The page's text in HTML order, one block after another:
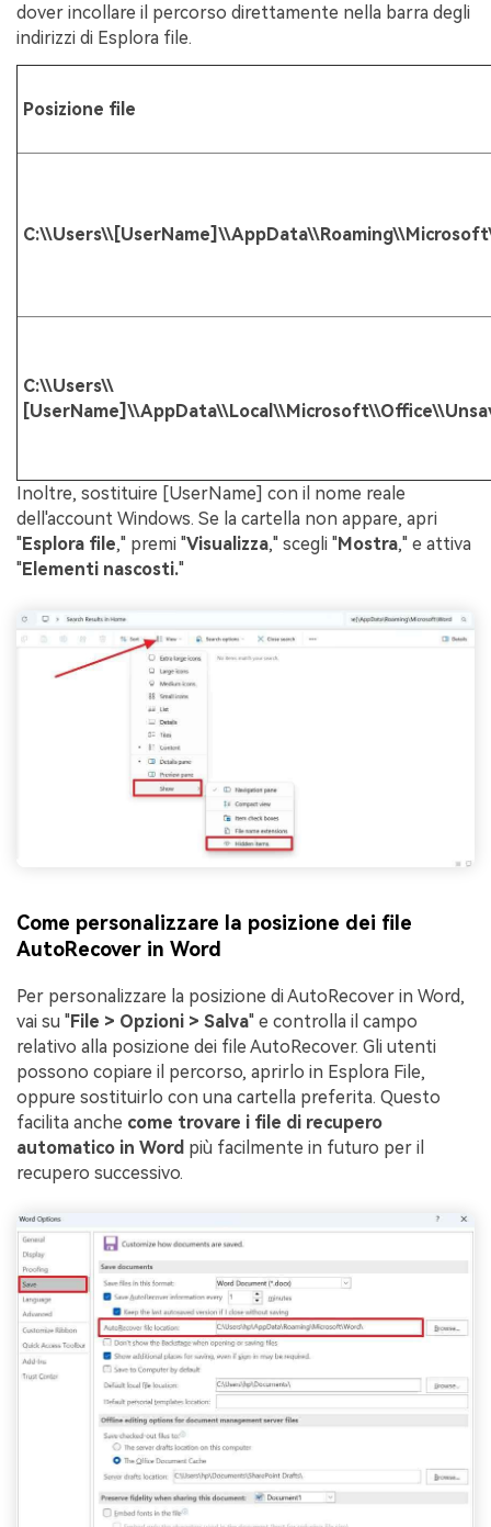
dover incollare il percorso direttamente nella barra degli
indirizzi di Esplora file.
Posizione file
C:\\Users\\
Inoltre, sostituire [UserName] con il nome reale
dell'account Windows. Se la cartella non appare, apri
"Esplora file," premi "Visualizza," scegli "Mostra," e attiva
"Elementi nascosti."
Come personalizzare la posizione dei file
AutoRecover in Word
Per personalizzare la posizione di AutoRecover in Word,
vai su "File > Opzioni > Salva" e controlla il campo
relativo alla posizione dei file AutoRecover. Gli utenti
possono copiare il percorso, aprirlo in Esplora File,
oppure sostituirlo con una cartella preferita. Questo
facilita anche come trovare i file di recupero
automatico in Word più facilmente in futuro per il
recupero successivo.